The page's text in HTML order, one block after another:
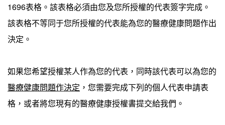
1696表格。該表格必須由您及您所授權的代表簽字完成。
該表格不等同于您所授權的代表能為您的醫療健康問題作出
決定。
如果您希望授權某人作為您的代表，同時該代表可以為您的
醫療健康問題作決定 ，您需要完成下列的個人代表申請表
格，或者將您現有的醫療健康授權書提交給我們。